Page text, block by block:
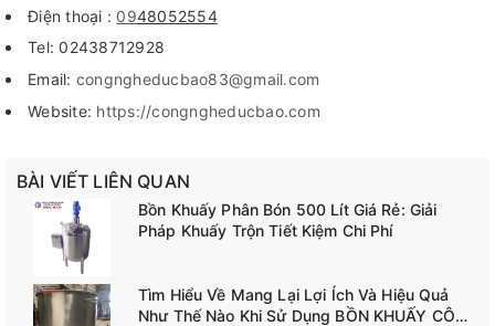
Điện thoại : 0948052554
Tel: 02438712928
Email: congngheducbao83@gmail.com
Website: https://congngheducbao.com
BÀI VIẾT LIÊN QUAN
Bồn Khuấy Phân Bón 500 Lít Giá Rẻ: Giải
Pháp Khuấy Trộn Tiết Kiệm Chi Phí
Tìm Hiểu Về Mang Lại Lợi Ích Và Hiệu Quả
Như Thế Nào Khi Sử Dụng BỒN KHUẤY CÔNG